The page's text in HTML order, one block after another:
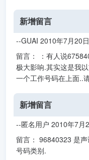
新增留言
--GUAI 2010年7月20
留言： ：有人说
极大影响.其实这是我
一个工作号码在上面..
新增留言
--匿名用户 2010年7月
留言： 96840323 是
号码类别.